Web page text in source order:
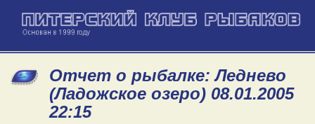
Отчет о рыбалке: Леднево
(Ладожское озеро) 08.01.2005
22:15